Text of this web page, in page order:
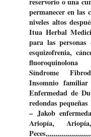
permanecer en las
niveles altos
Itua Herbal
para las personas
esquizofrenia,
fluoroquinolona
Síndrome
Insomnio
Enfermedad de
redondas
– Jakob
Ariopía,